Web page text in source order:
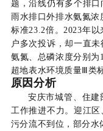
题，沿线仍有多个排
雨水排口外排水氨氮
标准23.2倍。2023年
户多次投诉，却一直
氨氮、总磷浓度分别为
超地表水环境质量Ⅲ类
原因分析
安庆市城管、住建
工作推进不力。迎江
污分流不到位，部分水